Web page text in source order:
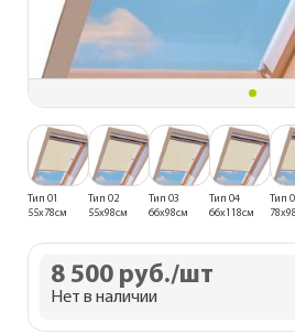
Тип 01
55x78см
Тип 02
55x98см
Тип 03
66x98см
Тип 04
66x118см
Тип
8 500 руб./шт
Нет в наличии